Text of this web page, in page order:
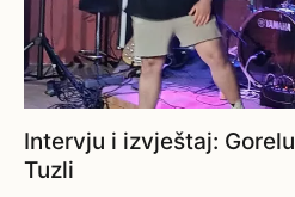
Intervju i izvještaj:
Tuzli